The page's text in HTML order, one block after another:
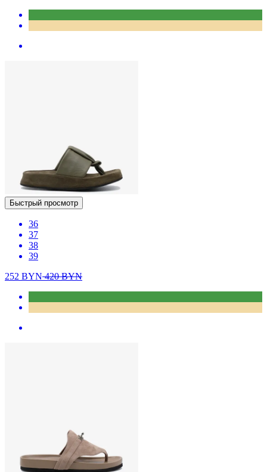
Быстрый просмотр
36
37
38
39
252 BYN420BYN